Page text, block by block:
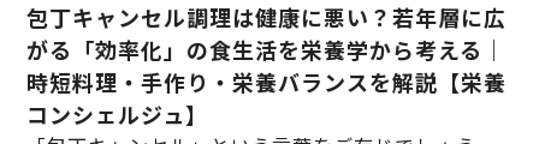
包丁キャンセル調理は健康に悪い？若年層に広
がる「効率化」の食生活を栄養学から考える｜
時短料理・手作り・栄養バランスを解説【栄養
コンシェルジュ】